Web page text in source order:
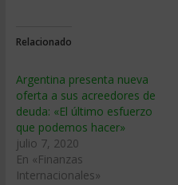
Relacionado
Argentina presenta nueva
oferta a sus acreedores de
deuda: «El último esfuerzo
que podemos hacer»
julio 7, 2020
En «Finanzas
Internacionales»